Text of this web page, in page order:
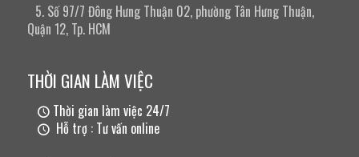
5. Số 97/7 Đông Hưng Thuận 02, phường Tân Hưng Thuận,
Quận 12, Tp. HCM
THỜI GIAN LÀM VIỆC
Thời gian làm việc 24/7
Hỗ trợ : Tư vấn online